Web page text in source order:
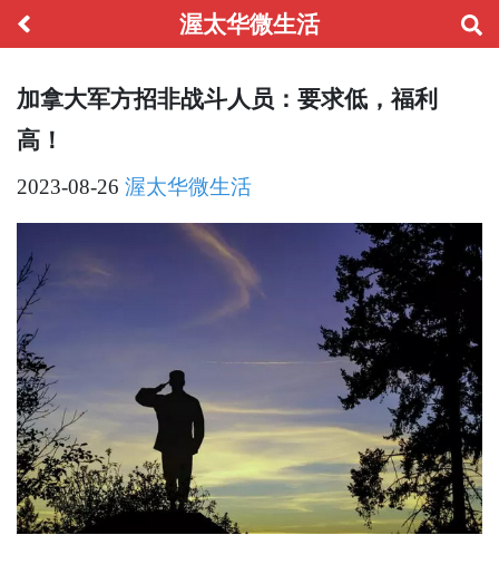
渥太华微生活
加拿大军方招非战斗人员：要求低，福利
高！
2023-08-26 渥太华微生活